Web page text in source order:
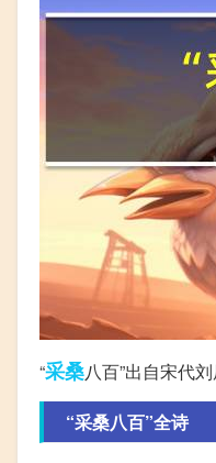
“采桑八百”出自宋代
“采桑八百”全诗